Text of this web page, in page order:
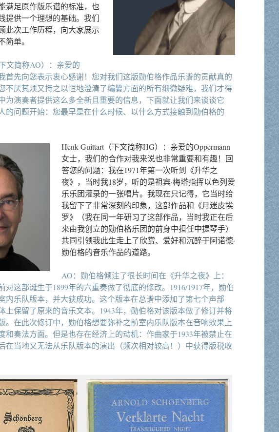
满足原作版乐谱的标准，也
提供一个理想的基础。我们
此次工作历程，向大家展示
单。
文简称AO）：亲爱的
首先向您表示衷心感谢！您对我们这版勋伯格作品乐谱的贡献真的
厌其烦又持之以恒地澄清了编纂方面的所有细微疑难，我们才得
为演奏者提供这么多全新且重要的信息，下面就让我们来谈谈它
的问题开始：您最早是在什么时候、以什么方式接触到勋伯格的
Henk Guittart（下文简称HG）：亲爱的Oppermann
女士，我们的合作对我来说也非常重要和有趣！回
答您的问题：我在1971年第一次听到《升华之
夜》，当时我18岁，听的是祖宾·梅塔指挥以色列爱
乐乐团灌录的一张唱片。我现在只记得，它当时给
我留下了非常深刻的印象，这部作品和《月迷皮埃
罗》（我在同一年研习了这部作品，当时我正在后
来由我创立的勋伯格乐团的前身中担任中提琴手）
共同引领我此生走上了欣赏、爱好和沉醉于阿诺德·
勋伯格的音乐作品的道路。
AO：勋伯格倾注了很长时间在《升华之夜》上：
对这部诞生于1899年的六重奏做了彻底的修改。1916/1917年，勋伯
内乐队版本，并大获成功。这个版本在总谱中添加了第七个声部
上保留了原来的音乐文本。1943年，勋伯格对该版本做了修订并将
。在此次修订中，勋伯格想要弥补之前室内乐队版本在音响效果上
和奏法方面。但是也存在经济上的动机：作曲家于1933年被禁止在
在当地又无法从乐队版本的演出（频次相对较高！）中获得版税收